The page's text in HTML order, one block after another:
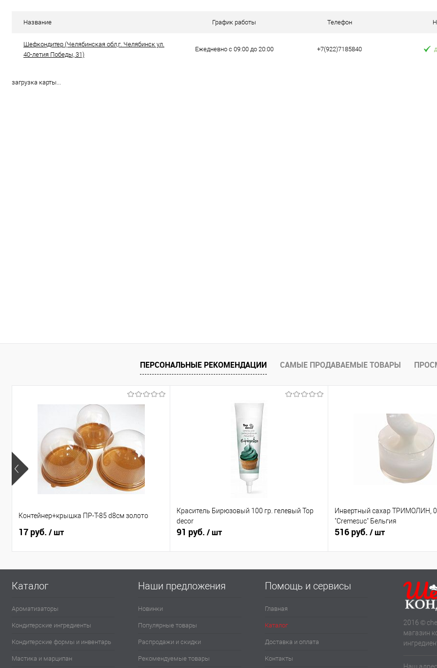
Название График работы Телефон
Шефкондитер (Челябинская обл,г. Челябинск ул.
40-летия Победы, 31)
Ежедневно с 09:00 до 20:00 +7(922)7185840
загрузка карты...
ПЕРСОНАЛЬНЫЕ РЕКОМЕНДАЦИИ САМЫЕ ПРОДАВАЕМЫЕ ТОВАРЫ
Контейнер+крышка ПР-Т-85 d8см золото
17 руб. / шт
Краситель Бирюзовый 100 гр. гелевый Top
decor
91 руб. / шт
Инвертный сахар ТРИМОЛИН,
"Cremesuc" Бельгия
516 руб. / шт
Каталог
Ароматизаторы
Кондитерские ингредиенты
Кондитерские формы и инвентарь
Мастика и марципан
Наши предложения
Новинки
Популярные товары
Распродажи и скидки
Рекомендуемые товары
Помощь и сервисы
Главная
Каталог
Доставка и оплата
Контакты
2016 ©
магазин